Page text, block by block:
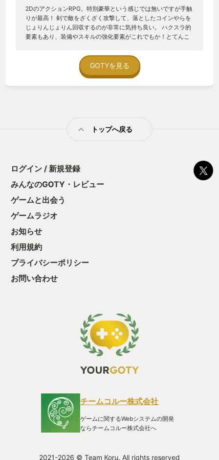
2DのアクションRPG。特別豪華という感じでは無いですが手触
りが最高！ 剣で敵をざくざく攻撃して、落としたコインやらを
じょりんじょりん回収するのが非常に気持ち良い。 ハクスラ的
要素もあり、装備やスキルの強化要素がこれでもか！とてんこ
躙して出来る所まで強化、 ストーリーを少し進めたらまた限界
まで雑魚を蹂躙して強化、というスタイルで進めた。 ボスは一
部、シューティングゲームかという位に弾をばらまいてくるの
なんですが、時を戻す力のある天秤を手に入れた所から不穏な
と思うので、 ドラクエのストーリーが好きな人にはきっと刺さ
方！？みたいな展開も多いですがやっぱり熱い。 1本芯の通っ
たストーリーで道中は謎だらけですが、最終的にはしっかり伏
線回収もされて、 非常にすっきりとした読後感を得られます。
クリアにはそこそこ時間がかかりますが、じょりんじょりんし
度、じょりんじょりんして頂きたい。
GOTYを見る
トップへ戻る
ログイン / 新規登録
みんなのGOTY・レビュー
ゲームと出会う
ゲームラジオ
お知らせ
利用規約
プライバシーポリシー
お問い合わせ
チームコルー株式会社
ゲームに関するWebシステムの開発
ならチームコルー株式会社へ
2021-2026 © Team Koru. All rights reserved